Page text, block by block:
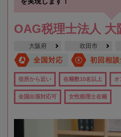
OAG税理士法人 大
大阪府 吹田市
全国対応 初回相
役所から近い 在籍数10名以上 オ
全国出張対応可 女性税理士在籍